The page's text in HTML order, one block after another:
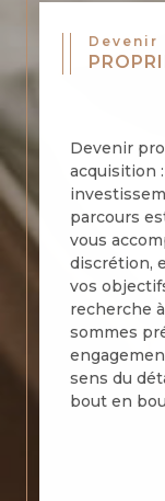
Devenir
Devenir
acquisition
parcours
vous
discrétion,
vos
recherche
sommes
sens du
bout en